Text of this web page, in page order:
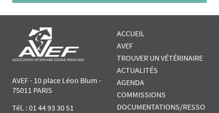
AVEF - 10 place Léon Blum -
75011 PARIS
Tél. : 01 44 93 30 51
ACCUEIL
AVEF
TROUVER UN VÉTÉRINAIRE
ACTUALITÉS
AGENDA
COMMISSIONS
DOCUMENTATIONS/RESSO